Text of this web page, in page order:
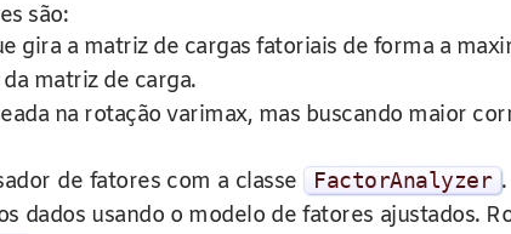
são:
gira a matriz de cargas fatoriais de forma a
matriz de carga.
na rotação varimax, mas buscando maior
de fatores com a classe FactorAnalyzer
dados usando o modelo de fatores ajustados.